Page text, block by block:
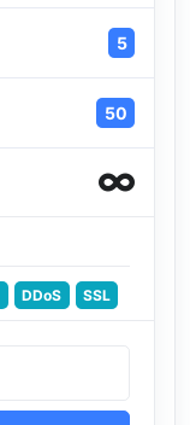
5
50
DDoS SSL